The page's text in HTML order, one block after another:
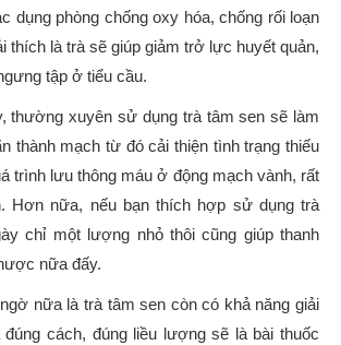
dụng phòng chống oxy hóa, chống rối loạn
thích là trà sẽ giúp giảm trở lực huyết quản,
tập ở tiểu cầu.
thường xuyên sử dụng trà tâm sen sẽ làm
thành mạch từ đó cải thiện tình trạng thiếu
trình lưu thông máu ở động mạch vành, rất
Hơn nữa, nếu bạn thích hợp sử dụng trà
chỉ một lượng nhỏ thôi cũng giúp thanh
nữa đấy.
nữa là trà tâm sen còn có khả năng giải
cách, đúng liều lượng sẽ là bài thuốc